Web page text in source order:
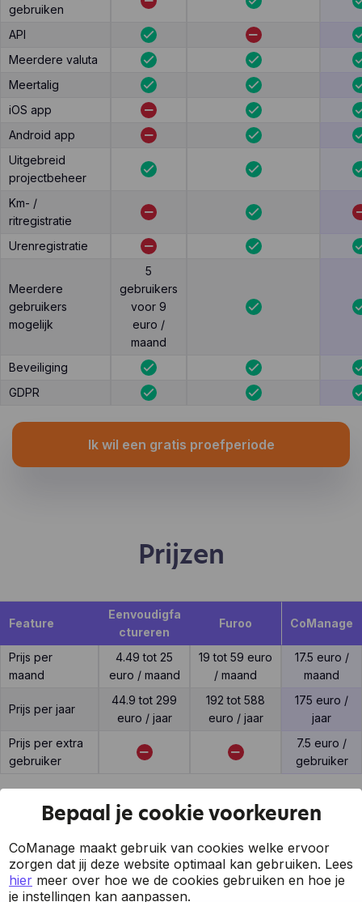
gebruiken
API
Meerdere valuta
Meertalig
iOS app
Android app
Uitgebreid
projectbeheer
Km- /
ritregistratie
Urenregistratie
Meerdere
gebruikers
mogelijk
5
gebruikers
voor 9
euro /
maand
Beveiliging
GDPR
Ik wil een gratis proefperiode
Prijzen
Feature
Eenvoudigfa
ctureren
Furoo CoManage
Prijs per
maand
4.49 tot 25
euro / maand
19 tot 59 euro
/ maand
17.5 euro /
maand
Prijs per jaar
44.9 tot 299
euro / jaar
192 tot 588
euro / jaar
175 euro /
jaar
Prijs per extra
gebruiker
7.5 euro /
gebruiker
Support
Bepaal je cookie voorkeuren
CoManage maakt gebruik van cookies welke ervoor
zorgen dat jij deze website optimaal kan gebruiken. Lees
hier meer over hoe we de cookies gebruiken en hoe je
je instellingen kan aanpassen.